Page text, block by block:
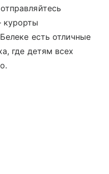
есть отличные
где детям всех